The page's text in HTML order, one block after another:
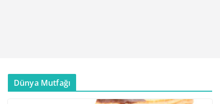
Dünya Mutfağı